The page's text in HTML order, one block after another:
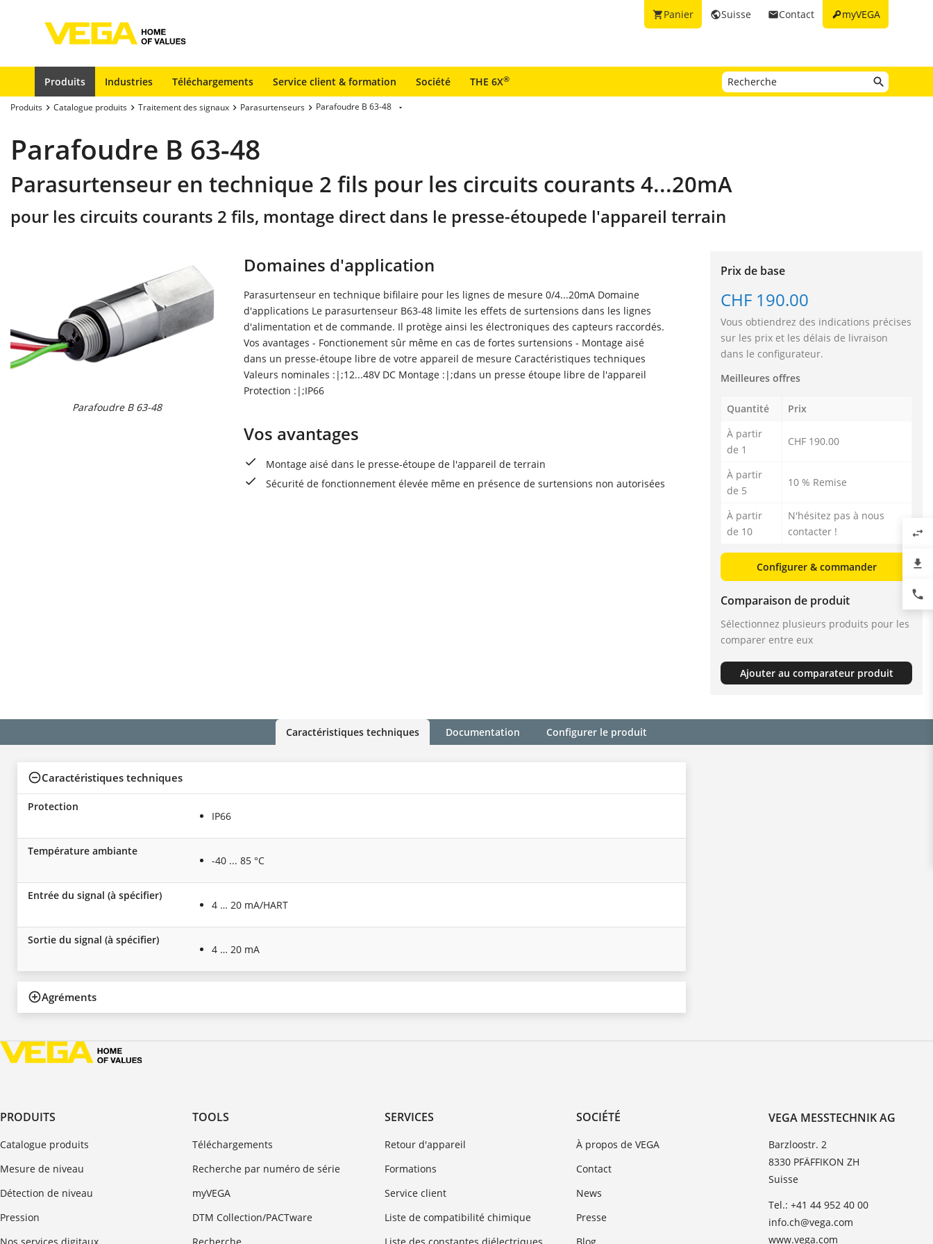
keymyVEGA
emailContact
publicSuisse
shopping_cartPanier
Produits Industries Téléchargements Service client & formation Société THE 6X®
Produits Catalogue produits Traitement des signaux Parasurtenseurs Parafoudre B 63-48
Parafoudre B 63-48
Parasurtenseur en technique 2 fils pour les circuits courants 4...20mA
pour les circuits courants 2 fils, montage direct dans le presse-étoupede l'appareil terrain
Parafoudre B 63-48
Domaines d'application
Parasurtenseur en technique bifilaire pour les lignes de mesure 0/4...20mA Domaine
d'applications Le parasurtenseur B63-48 limite les effets de surtensions dans les lignes
d'alimentation et de commande. Il protège ainsi les électroniques des capteurs raccordés.
Vos avantages - Fonctionement sûr même en cas de fortes surtensions - Montage aisé
dans un presse-étoupe libre de votre appareil de mesure Caractéristiques techniques
Valeurs nominales :|;12...48V DC Montage :|;dans un presse étoupe libre de l'appareil
Protection :|;IP66
Vos avantages
Montage aisé dans le presse-étoupe de l'appareil de terrain
Sécurité de fonctionnement élevée même en présence de surtensions non autorisées
Prix de base
CHF 190.00
Vous obtiendrez des indications précises
sur les prix et les délais de livraison
dans le configurateur.
Meilleures offres
Quantité
Prix
À partir
de 1
CHF 190.00
À partir
de 5
10 % Remise
À partir
de 10
N'hésitez pas à nous
contacter !
Configurer & commander
Comparaison de produit
Sélectionnez plusieurs produits pour les
comparer entre eux
Ajouter au comparateur produit
Caractéristiques techniques Documentation Configurer le produit
Caractéristiques techniques
Protection
IP66
Température ambiante
-40 ... 85 °C
Entrée du signal (à spécifier)
4 … 20 mA/HART
Sortie du signal (à spécifier)
4 … 20 mA
Agréments
PRODUITS
Catalogue produits
Mesure de niveau
Détection de niveau
Pression
TOOLS
Téléchargements
Recherche par numéro de série
myVEGA
DTM Collection/PACTware
SERVICES
Retour d'appareil
Formations
Service client
Liste de compatibilité chimique
SOCIÉTÉ
À propos de VEGA
Contact
News
Presse
VEGA MESSTECHNIK AG
Barzloostr. 2
8330 PFÄFFIKON ZH
Suisse
Tel.: +41 44 952 40 00
info.ch@vega.com
www.vega.com
swap_horiz
file_download
phone